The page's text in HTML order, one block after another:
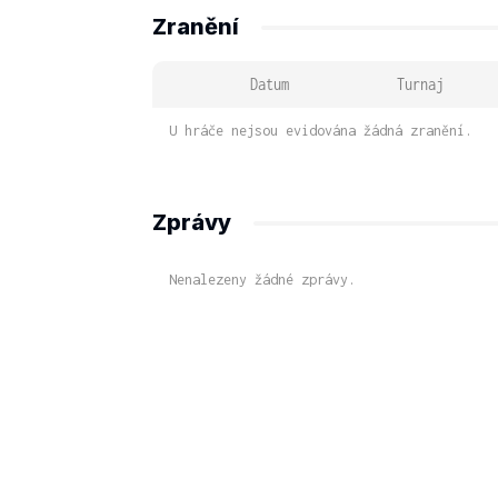
Zranění
Datum Turnaj
U hráče nejsou evidována žádná zranění.
Zprávy
Nenalezeny žádné zprávy.